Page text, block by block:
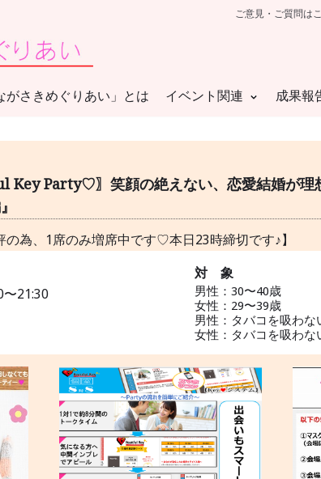
ご意見・ご質問は
がさきめぐりあい」とは イベント関連 成果報
Key Party♡〗笑顔の絶えない、恋愛結婚が
為、1席のみ増席中です♡本日23時締切です♪】
21:30
対 象
男性：30〜40歳
女性：29〜39歳
男性：タバコを吸わ
女性：タバコを吸わ